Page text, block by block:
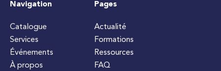
Navigation
Catalogue
Services
Événements
À propos
Pages
Actualité
Formations
Ressources
FAQ